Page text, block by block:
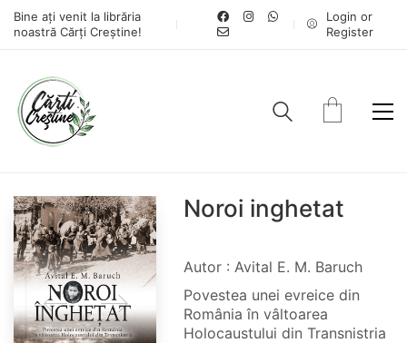
Bine ați venit la librăria
noastră Cărți Creștine!
Login or
Register
Noroi inghetat
Autor : Avital E. M. Baruch
Povestea unei evreice din
România în vâltoarea
Holocaustului din Transnistria